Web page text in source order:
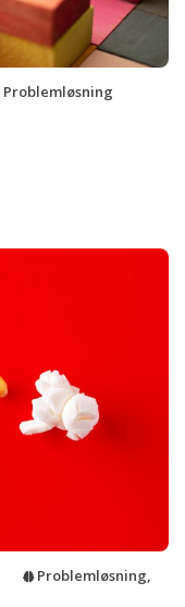
Problemløsning
Problemløsning,